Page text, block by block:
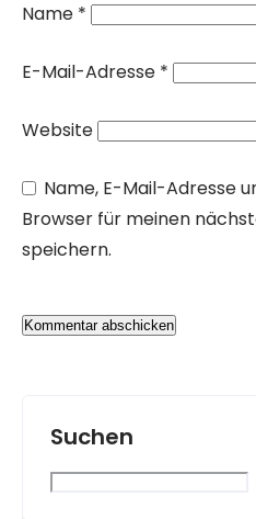
Name *
E-Mail-Adresse *
Website
Name, E-Mail-Adresse
Browser für meinen
speichern.
Suchen